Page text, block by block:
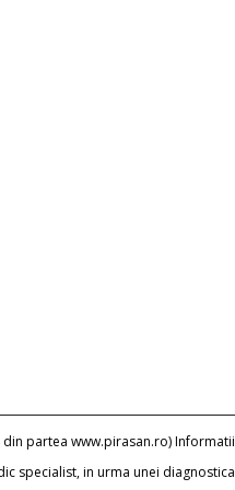
partea www.pirasan.ro)
specialist, in urma unei